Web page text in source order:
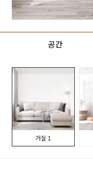
공간
거실 1